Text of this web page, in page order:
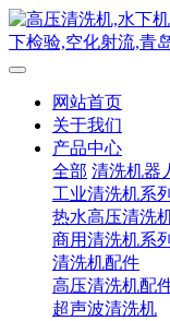
网站首页
关于我们
产品中心
全部 清洗机器
工业清洗机系列
热水高压清洗
商用清洗机系列
清洗机配件
高压清洗机配
超声波清洗机